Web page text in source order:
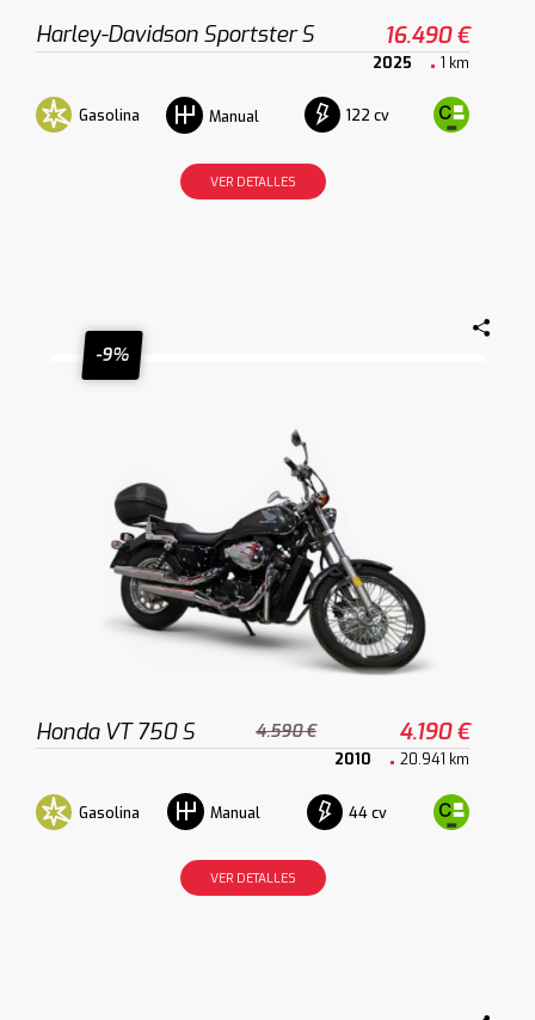
Harley-Davidson Sportster S 16.490 €
2025 1 km
Gasolina Manual 122 cv
VER DETALLES
-9%
Honda VT 750 S 4.590 € 4.190 €
2010 20.941 km
Gasolina Manual 44 cv
VER DETALLES